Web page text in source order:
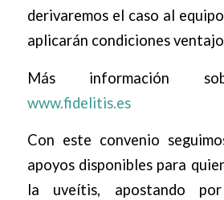
derivaremos el caso al
aplicarán condiciones
Más información
www.fidelitis.es
Con este convenio
apoyos disponibles para
la uveítis, apostando